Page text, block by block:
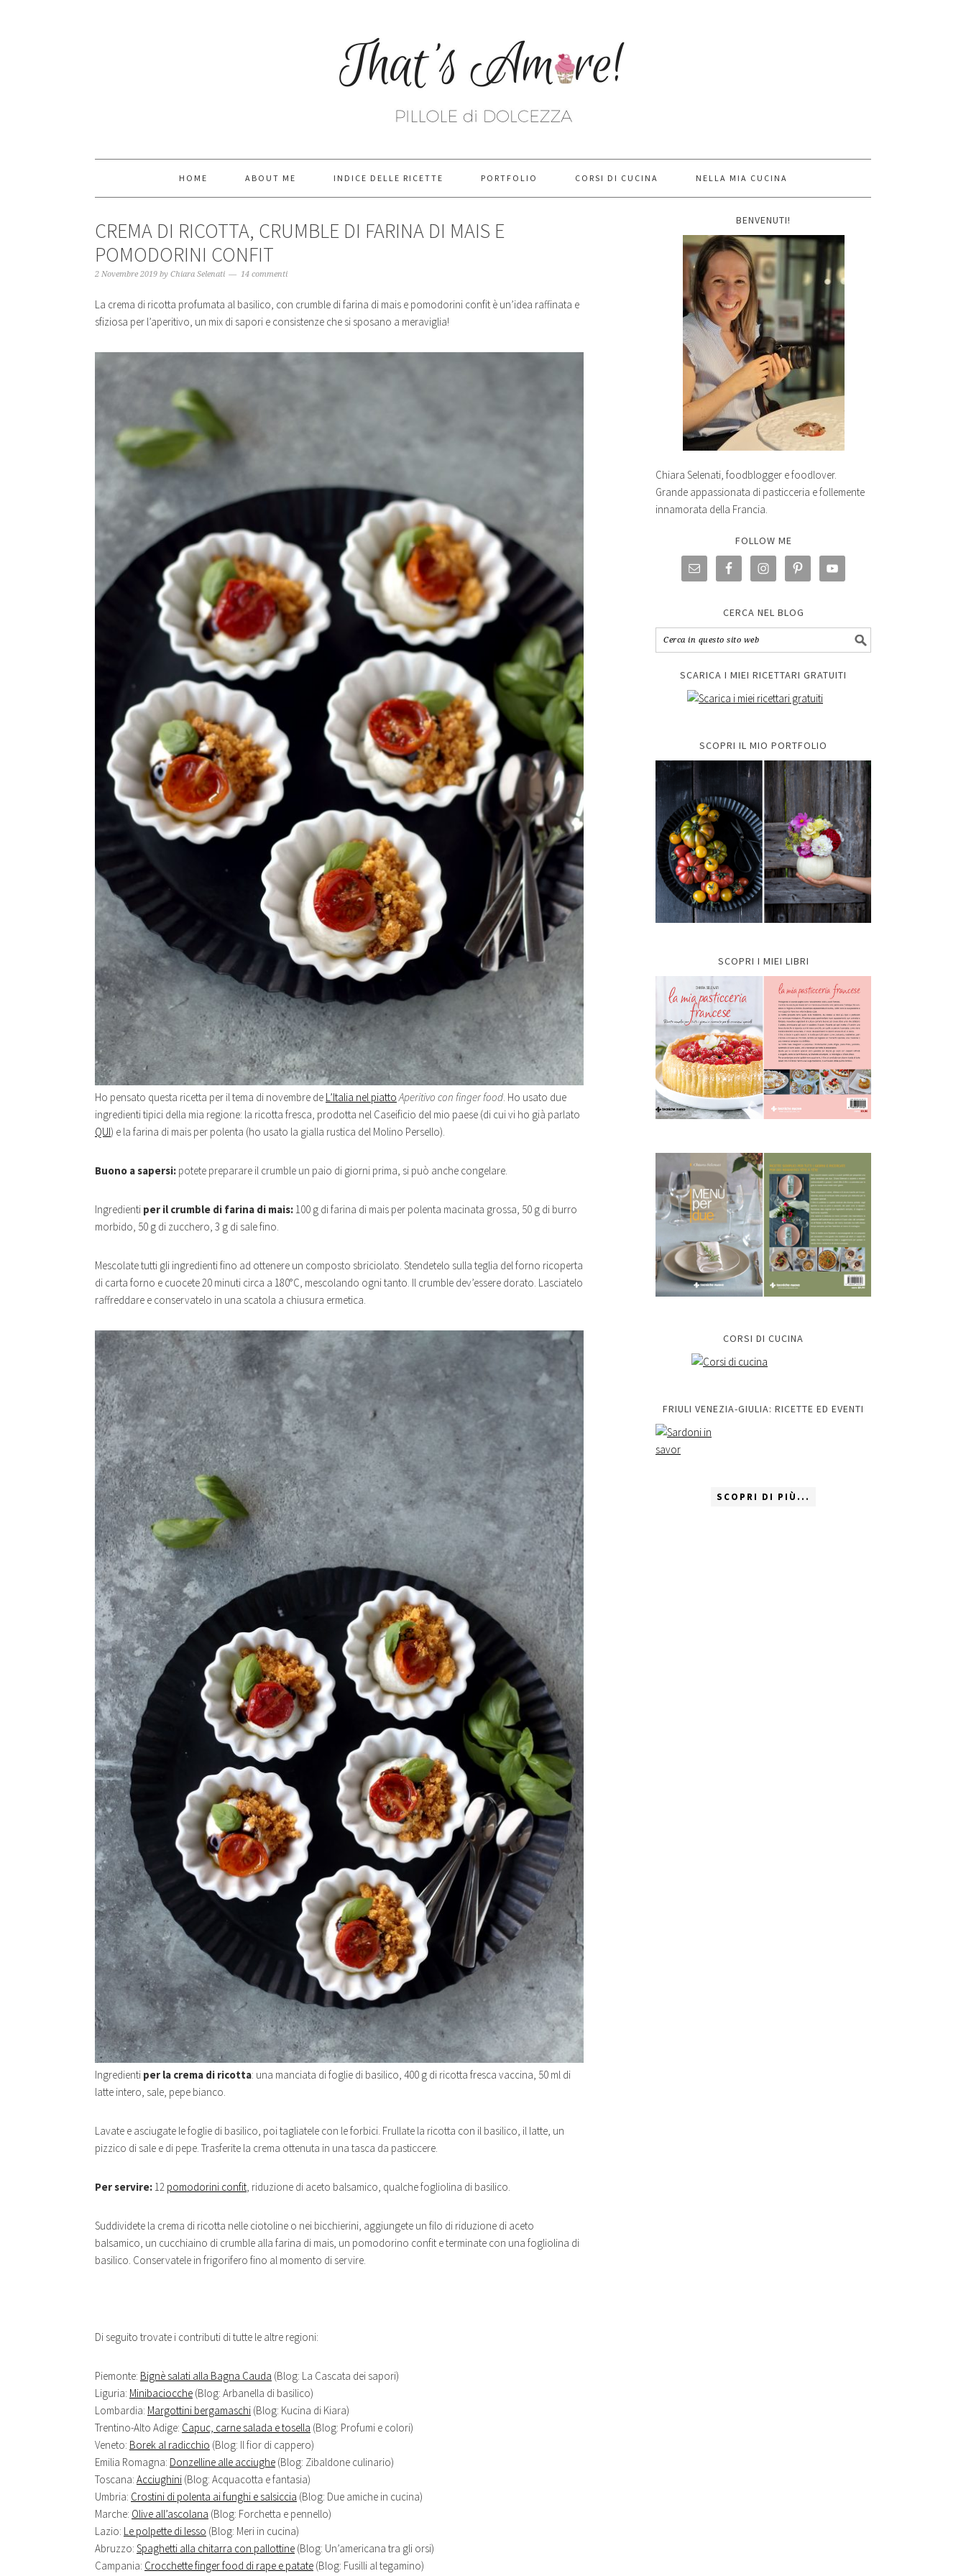
HOME ABOUT ME INDICE DELLE RICETTE PORTFOLIO CORSI DI CUCINA NELLA MIA CUCINA
CREMA DI RICOTTA, CRUMBLE DI FARINA DI MAIS E
POMODORINI CONFIT
2 Novembre 2019 by Chiara Selenati 14 commenti
La crema di ricotta profumata al basilico, con crumble di farina di mais e pomodorini confit è un’idea raffinata e
sfiziosa per l’aperitivo, un mix di sapori e consistenze che si sposano a meraviglia!
Ho pensato questa ricetta per il tema di novembre de L’Italia nel piatto Aperitivo con finger food . Ho usato due
ingredienti tipici della mia regione: la ricotta fresca, prodotta nel Caseificio del mio paese (di cui vi ho già parlato
QUI) e la farina di mais per polenta (ho usato la gialla rustica del Molino Persello).
Buono a sapersi: potete preparare il crumble un paio di giorni prima, si può anche congelare.
Ingredienti per il crumble di farina di mais: 100 g di farina di mais per polenta macinata grossa, 50 g di burro
morbido, 50 g di zucchero, 3 g di sale fino.
Mescolate tutti gli ingredienti fino ad ottenere un composto sbriciolato. Stendetelo sulla teglia del forno ricoperta
di carta forno e cuocete 20 minuti circa a 180°C, mescolando ogni tanto. Il crumble dev’essere dorato. Lasciatelo
raffreddare e conservatelo in una scatola a chiusura ermetica.
Ingredienti per la crema di ricotta: una manciata di foglie di basilico, 400 g di ricotta fresca vaccina, 50 ml di
latte intero, sale, pepe bianco.
Lavate e asciugate le foglie di basilico, poi tagliatele con le forbici. Frullate la ricotta con il basilico, il latte, un
pizzico di sale e di pepe. Trasferite la crema ottenuta in una tasca da pasticcere.
Per servire: 12 pomodorini confit, riduzione di aceto balsamico, qualche fogliolina di basilico.
Suddividete la crema di ricotta nelle ciotoline o nei bicchierini, aggiungete un filo di riduzione di aceto
balsamico, un cucchiaino di crumble alla farina di mais, un pomodorino confit e terminate con una fogliolina di
basilico. Conservatele in frigorifero fino al momento di servire.
Di seguito trovate i contributi di tutte le altre regioni:
Piemonte: Bignè salati alla Bagna Cauda (Blog: La Cascata dei sapori)
Liguria: Minibaciocche (Blog: Arbanella di basilico)
Lombardia: Margottini bergamaschi (Blog: Kucina di Kiara)
Trentino-Alto Adige: Capuc, carne salada e tosella (Blog: Profumi e colori)
Veneto: Borek al radicchio (Blog: Il fior di cappero)
Emilia Romagna: Donzelline alle acciughe (Blog: Zibaldone culinario)
Toscana: Acciughini (Blog: Acquacotta e fantasia)
Umbria: Crostini di polenta ai funghi e salsiccia (Blog: Due amiche in cucina)
Marche: Olive all’ascolana (Blog: Forchetta e pennello)
Lazio: Le polpette di lesso (Blog: Meri in cucina)
Abruzzo: Spaghetti alla chitarra con pallottine (Blog: Un’americana tra gli orsi)
Campania: Crocchette finger food di rape e patate (Blog: Fusilli al tegamino)
BENVENUTI!
Chiara Selenati, foodblogger e foodlover.
Grande appassionata di pasticceria e follemente
innamorata della Francia.
FOLLOW ME
CERCA NEL BLOG
SCARICA I MIEI RICETTARI GRATUITI
SCOPRI IL MIO PORTFOLIO
SCOPRI I MIEI LIBRI
CORSI DI CUCINA
FRIULI VENEZIA-GIULIA: RICETTE ED EVENTI
SCOPRI DI PIÙ...